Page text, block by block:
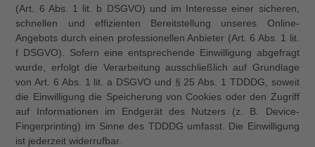
(Art. 6 Abs. 1 lit. b DSGVO) und im Interesse einer sicheren,
schnellen und effizienten Bereitstellung unseres Online-
Angebots durch einen professionellen Anbieter (Art. 6 Abs. 1 lit.
f DSGVO). Sofern eine entsprechende Einwilligung abgefragt
wurde, erfolgt die Verarbeitung ausschließlich auf Grundlage
von Art. 6 Abs. 1 lit. a DSGVO und § 25 Abs. 1 TDDDG, soweit
die Einwilligung die Speicherung von Cookies oder den Zugriff
auf Informationen im Endgerät des Nutzers (z. B. Device-
Fingerprinting) im Sinne des TDDDG umfasst. Die Einwilligung
ist jederzeit widerrufbar.